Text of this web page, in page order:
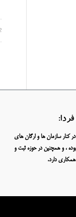
کنار سازمان ها و ارگان های
، و همچنین در حوزه ثبت و
همکاری دارد.